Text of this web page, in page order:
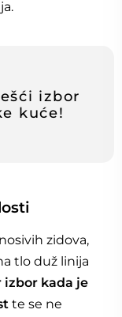
izbor
kuće!
zidova,
tlo duž linija
izbor kada je
te se ne